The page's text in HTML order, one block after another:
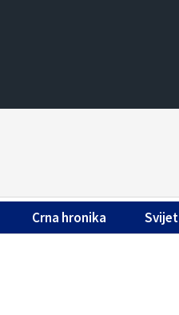
Crna hronika Svijet